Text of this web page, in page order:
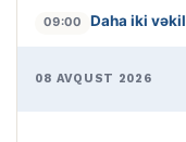
09:00 Daha iki
08 AVQUST 2026